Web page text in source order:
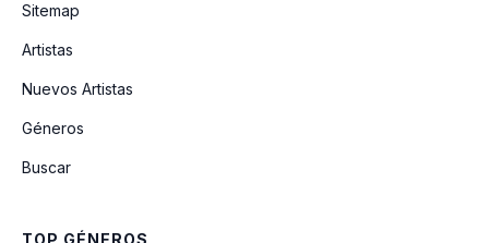
Sitemap
Artistas
Nuevos Artistas
Géneros
Buscar
TOP GÉNEROS